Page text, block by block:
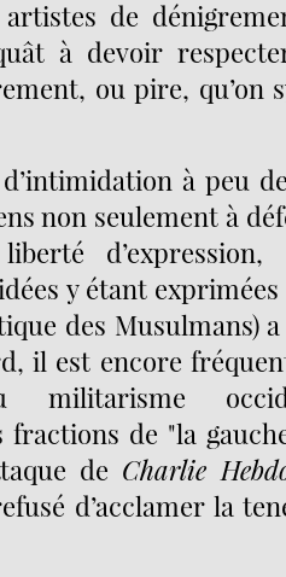
artistes de
à devoir
ou pire, qu’on
à peu
non seulement à
y étant
des Musulmans)
il est encore
militarisme
fractions de "la
de Charlie
d’acclamer la